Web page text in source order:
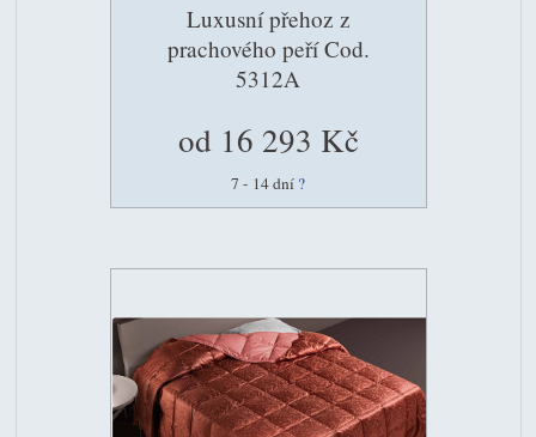
Luxusní přehoz z
prachového peří Cod.
5312A
od 16 293 Kč
7 - 14 dní ?